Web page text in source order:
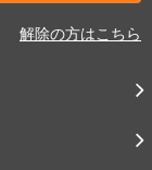
解除の方はこちら